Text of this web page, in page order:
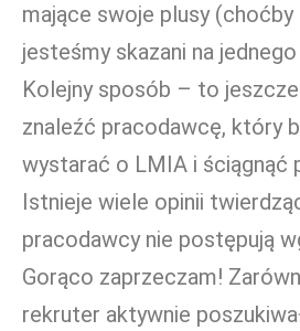
mające swoje plusy (choćby
jesteśmy skazani na
Kolejny sposób – to
znaleźć pracodawcę, który
wystarać o LMIA i ściągnąć
Istnieje wiele opinii
pracodawcy nie postępują
Gorąco zaprzeczam!
rekruter aktywnie